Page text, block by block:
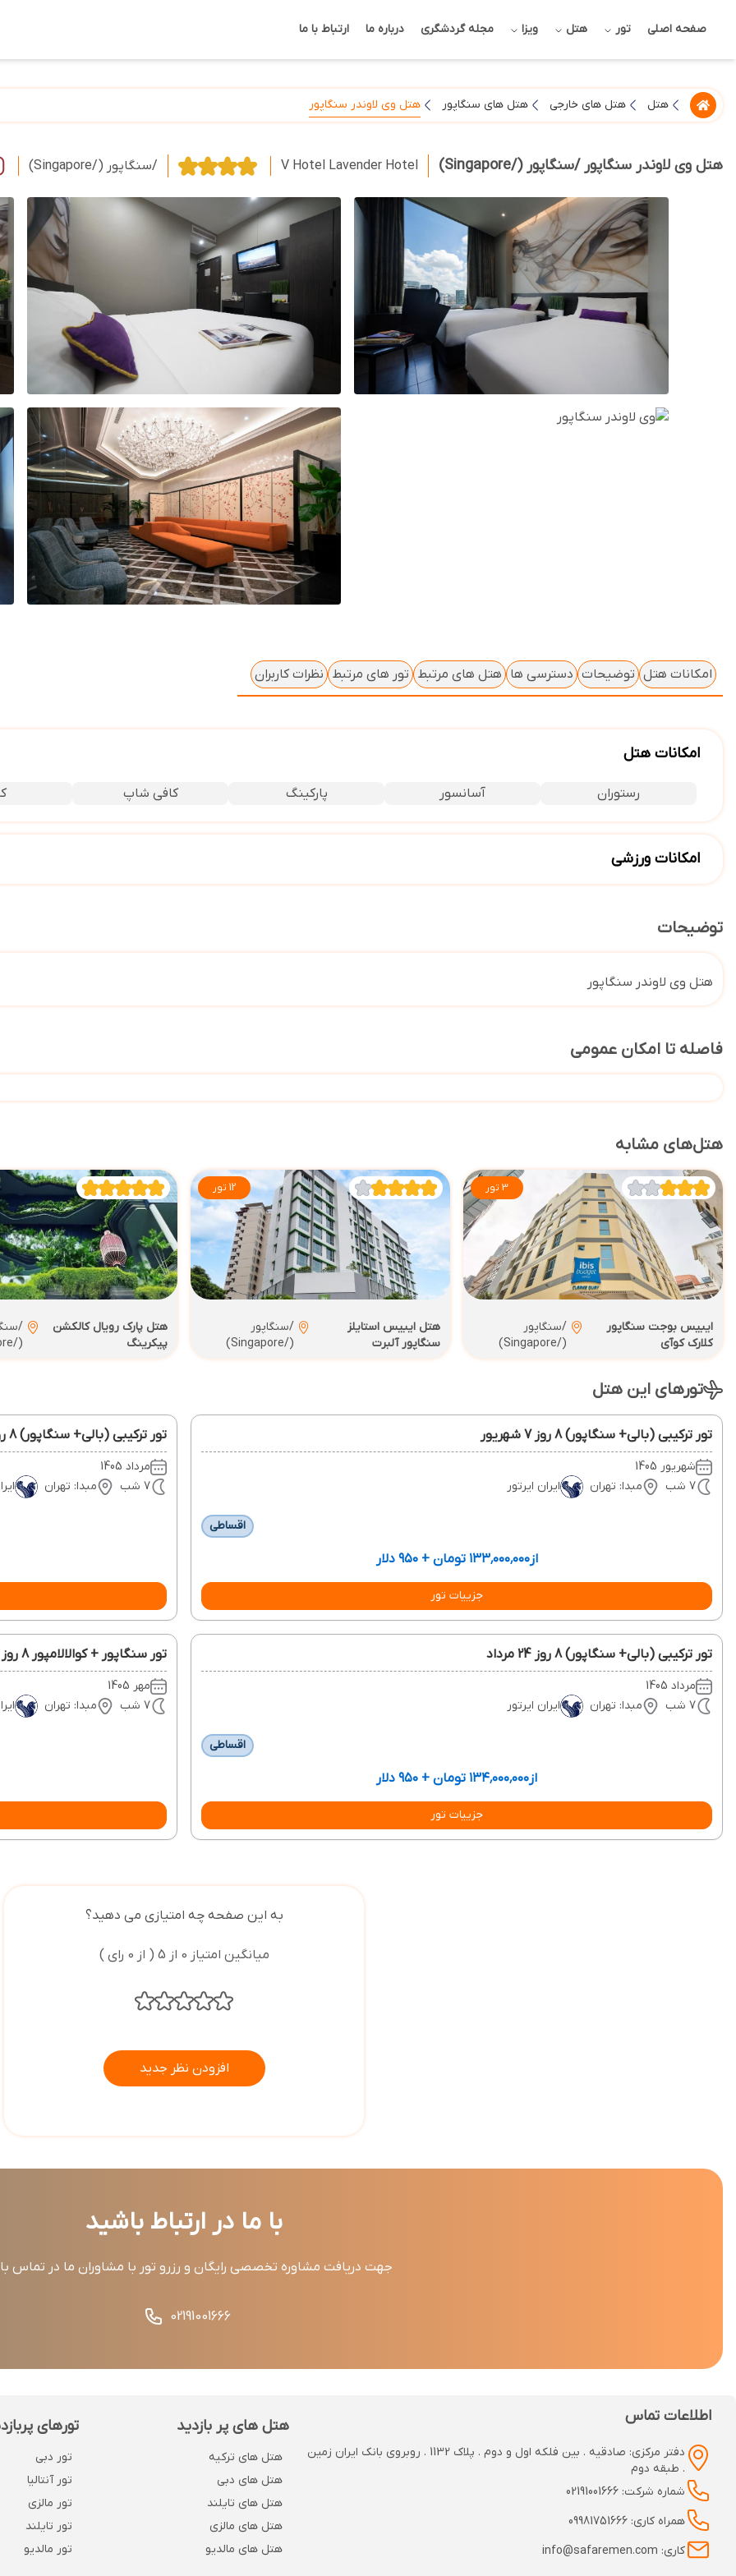
صفحه اصلی تور هتل ویزا مجله گردشگری درباره ما ارتباط با ما
هتل هتل های خارجی هتل های سنگاپور هتل وی لاوندر سنگاپور
هتل وی لاوندر سنگاپور /سنگاپور (/Singapore) V Hotel Lavender Hotel /سنگاپور (/Singapore)
امکانات هتل توضیحات دسترسی ها هتل های مرتبط تور های مرتبط نظرات کاربران
امکانات هتل
رستوران آسانسور پارکینگ کافی شاپ
امکانات ورزشی
استخر سرباز باشگاه بدنسازی
توضیحات
هتل وی لاوندر سنگاپور
فاصله تا امکان عمومی
هتل‌های مشابه
3 تور
ایبیس بوجت سنگاپور
کلارک کوآی
/سنگاپور
(/Singapore)
12 تور
هتل ایبیس استایلز
سنگاپور آلبرت
/سنگاپور
(/Singapore)
هتل پارک رویال کالکشن
پیکرینگ
/
(/Singapore)
تورهای این هتل
تور ترکیبی (بالی+ سنگاپور) 8 روز 7 شهریور
شهریور 1405
7 شب
مبدا: تهران ایران ایرتور
اقساطی
از۱۳۳٬۰۰۰٬۰۰۰ تومان + ۹۵۰ دلار
جزییات تور
تور ترکیبی (بالی+ سنگاپور) 8 روز 31 مرداد
مرداد 1405
7 شب
مبدا: تهران
تور ترکیبی (بالی+ سنگاپور) 8 روز 24 مرداد
مرداد 1405
7 شب
مبدا: تهران ایران ایرتور
اقساطی
از۱۳۴٬۰۰۰٬۰۰۰ تومان + ۹۵۰ دلار
جزییات تور
تور سنگاپور + کوالالامپور 8 روز 4 مهر
مهر 1405
7 شب
مبدا: تهران
به این صفحه چه امتیازی می دهید؟
میانگین امتیاز 0 از 5 ( از 0 رای )
افزودن نظر جدید
با ما در ارتباط باشید
جهت دریافت مشاوره تخصصی رایگان و رزرو تور با مشاوران ما در تماس
02191001666
اطلاعات تماس
دفتر مرکزی: صادقیه . بین فلکه اول و دوم . پلاک 1132 . روبروی بانک ایران زمین
. طبقه دوم
شماره شرکت: 02191001666
همراه کاری: 09981751666
کاری: info@safaremen.com
هتل های پر بازدید
هتل های ترکیه
هتل های دبی
هتل های تایلند
هتل های مالزی
هتل های مالدیو
تورهای
تور دبی
تور آنتالیا
تور مالزی
تور تایلند
تور مالدیو